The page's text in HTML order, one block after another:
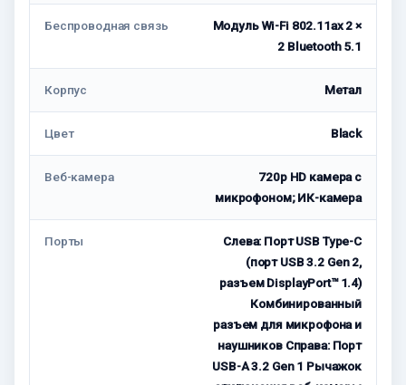
Беспроводная связь
Модуль Wi-Fi 802.11ax 2 ×
2 Bluetooth 5.1
Корпус Метал
Цвет Black
Веб-камера
720p HD камера с
микрофоном; ИК-камера
Порты
Слева: Порт USB Type-C
(порт USB 3.2 Gen 2,
разъем DisplayPort™ 1.4)
Комбинированный
разъем для микрофона и
наушников Справа: Порт
USB-A 3.2 Gen 1 Рычажок